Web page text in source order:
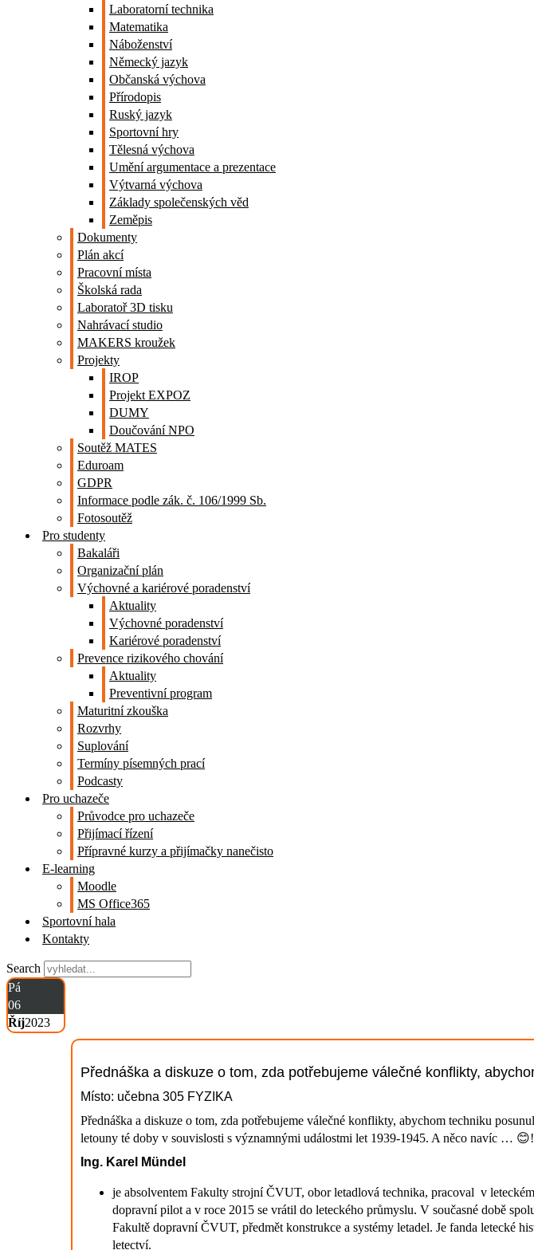
Laboratorní technika
Matematika
Náboženství
Německý jazyk
Občanská výchova
Přírodopis
Ruský jazyk
Sportovní hry
Tělesná výchova
Umění argumentace a prezentace
Výtvarná výchova
Základy společenských věd
Zeměpis
Dokumenty
Plán akcí
Pracovní místa
Školská rada
Laboratoř 3D tisku
Nahrávací studio
MAKERS kroužek
Projekty
IROP
Projekt EXPOZ
DUMY
Doučování NPO
Soutěž MATES
Eduroam
GDPR
Informace podle zák. č. 106/1999 Sb.
Fotosoutěž
Pro studenty
Bakaláři
Organizační plán
Výchovné a kariérové poradenství
Aktuality
Výchovné poradenství
Kariérové poradenství
Prevence rizikového chování
Aktuality
Preventivní program
Maturitní zkouška
Rozvrhy
Suplování
Termíny písemných prací
Podcasty
Pro uchazeče
Průvodce pro uchazeče
Přijímací řízení
Přípravné kurzy a přijímačky nanečisto
E-learning
Moodle
MS Office365
Sportovní hala
Kontakty
Search
Pá
06
Říj2023
Přednáška a diskuze o tom, zda potřebujeme válečné konflikty,
Místo: učebna 305 FYZIKA
Přednáška a diskuze o tom, zda potřebujeme válečné konflikty, abychom techniku
letouny té doby v souvislosti s významnými událostmi let 1939-1945. A něco navíc … 😊!
Ing. Karel Mündel
je absolventem Fakulty strojní ČVUT, obor letadlová technika, pracoval v
dopravní pilot a v roce 2015 se vrátil do leteckého průmyslu. V současné době
Fakultě dopravní ČVUT, předmět konstrukce a systémy letadel. Je fanda letecké
letectví.